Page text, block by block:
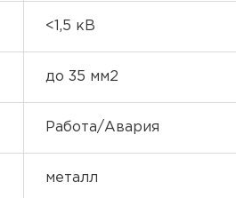
<1,5 кВ
до 35 мм2
Работа/Авария
металл